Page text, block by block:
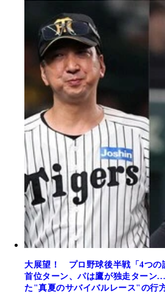
大展望！ プロ野球後半戦「4つの
首位ターン、パは鷹が独走ターン
た"真夏のサバイバルレース"の行